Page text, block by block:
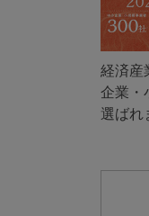
経済産
企業・
選ばれ